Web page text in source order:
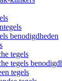
benodigdheden
tegels
tegels
tegels